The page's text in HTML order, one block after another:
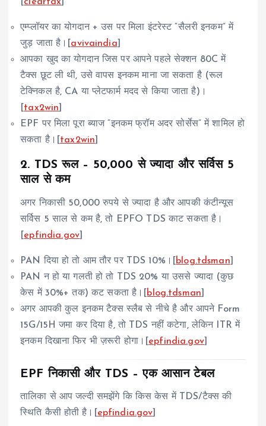
cleartax
एम्प्लॉयर का योगदान + उस पर मिला इंटरेस्ट “सैलरी इनकम” में
जुड़ जाता है।[ avivaindia
आपका खुद का योगदान जिस पर आपने पहले सेक्शन 80C में
टैक्स छूट ली थी, उसे वापस इनकम माना जा सकता है (रूल
टेक्निकल है, CA या प्लेटफार्म मदद से किया जाता है)।
tax2win
EPF पर मिला पूरा ब्याज “इनकम फ्रॉम अदर सोर्सेस” में शामिल हो
सकता है।[ tax2win
2. TDS रूल – 50,000 से ज्यादा और सर्विस 5
साल से कम
अगर निकासी 50,000 रुपये से ज्यादा है और आपकी कंटीन्यूस
सर्विस 5 साल से कम है, तो EPFO TDS काट सकता है।
epfindia.gov]
PAN दिया हो तो आम तौर पर TDS 10%।[ blog.tdsman
PAN न हो या गलती हो तो TDS 20% या उससे ज्यादा (कुछ
केस में 30%+ तक) कट सकता है।[ blog.tdsman
अगर आपकी कुल इनकम टैक्स स्लैब से नीचे है और आपने Form
15G/15H जमा कर दिया है, तो TDS नहीं कटेगा, लेकिन ITR में
इनकम दिखाना फिर भी ज़रूरी होगा।[ epfindia.gov]
EPF निकासी और TDS – एक आसान टेबल
तालिका से आप जल्दी समझेंगे कि किस केस में TDS/टैक्स की
स्थिति कैसी होती है।[ epfindia.gov